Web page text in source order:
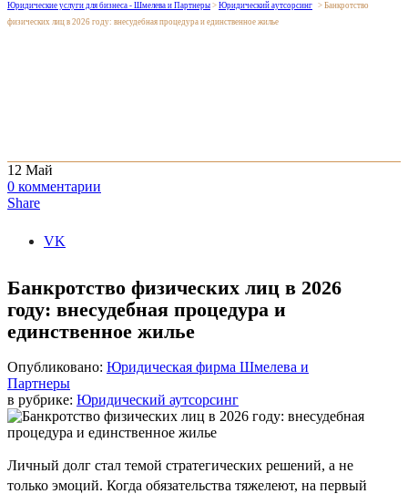
Юридические услуги для бизнеса - Шмелева и Партнеры > Юридический аутсорсинг > Банкротство
физических лиц в 2026 году: внесудебная процедура и единственное жилье
12 Май
0 комментарии
Share
VK
Банкротство физических лиц в 2026
году: внесудебная процедура и
единственное жилье
Опубликовано: Юридическая фирма Шмелева и
Партнеры
в рубрике: Юридический аутсорсинг
Личный долг стал темой стратегических решений, а не
только эмоций. Когда обязательства тяжелеют, на первый